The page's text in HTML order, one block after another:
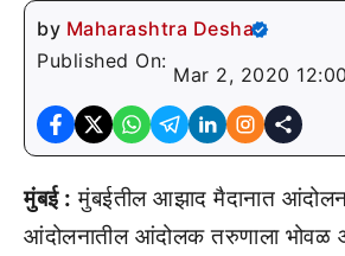
by Maharashtra Desha
Published On:
Mar 2, 2020
मुंबई : मुंबईतील आझाद मैदानात आंदोलन
आंदोलनातील आंदोलक तरुणाला भोवळ